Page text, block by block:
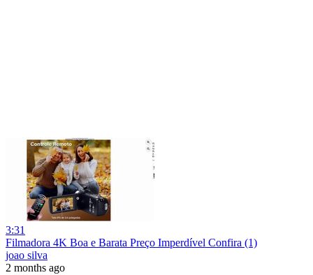
3:31
Filmadora 4K Boa e Barata Preço Imperdível Confira (1)
joao silva
2 months ago